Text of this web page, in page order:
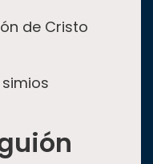
de Cristo